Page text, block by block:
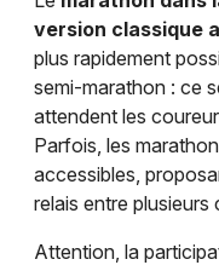
version classique
plus rapidement
semi-marathon : ce
attendent les
Parfois, les
accessibles,
relais entre plusieurs
Attention, la